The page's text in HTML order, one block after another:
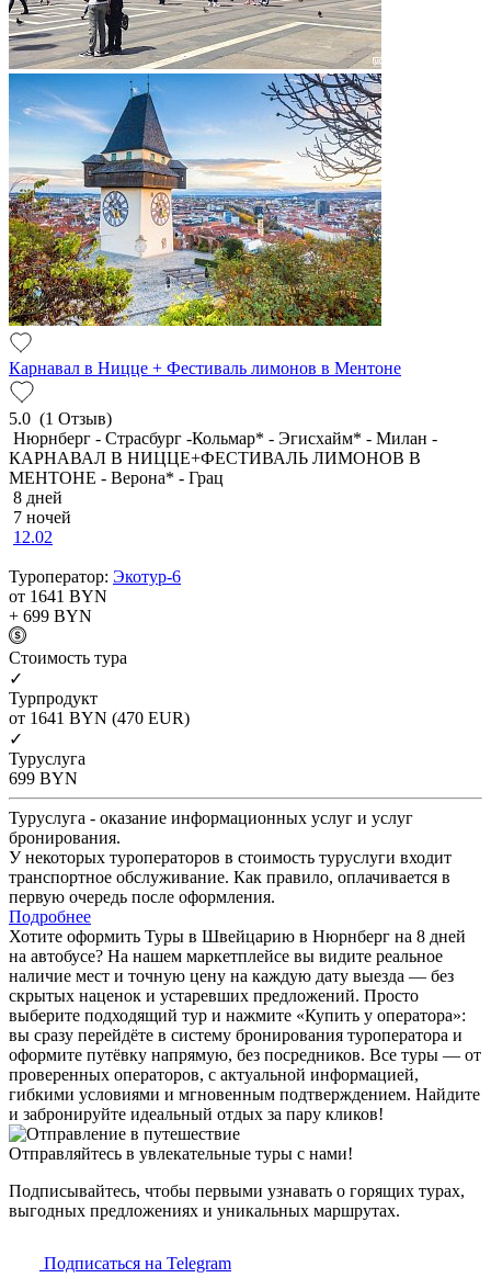
Карнавал в Ницце + Фестиваль лимонов в Ментоне
5.0 (1 Отзыв)
Нюрнберг - Страсбург -Кольмар* - Эгисхайм* - Милан -
КАРНАВАЛ В НИЦЦЕ+ФЕСТИВАЛЬ ЛИМОНОВ В
МЕНТОНЕ - Верона* - Грац
8 дней
7 ночей
12.02
Туроператор: Экотур-6
от 1641 BYN
+ 699 BYN
Cтоимость тура
✓
Турпродукт
от 1641 BYN (470 EUR)
✓
Туруслуга
699 BYN
Туруслуга - оказание информационных услуг и услуг
бронирования.
У некоторых туроператоров в стоимость туруслуги входит
транспортное обслуживание. Как правило, оплачивается в
первую очередь после оформления.
Подробнее
Хотите оформить Туры в Швейцарию в Нюрнберг на 8 дней
на автобусе? На нашем маркетплейсе вы видите реальное
наличие мест и точную цену на каждую дату выезда — без
скрытых наценок и устаревших предложений. Просто
выберите подходящий тур и нажмите «Купить у оператора»:
вы сразу перейдёте в систему бронирования туроператора и
оформите путёвку напрямую, без посредников. Все туры — от
проверенных операторов, с актуальной информацией,
гибкими условиями и мгновенным подтверждением. Найдите
и забронируйте идеальный отдых за пару кликов!
Отправляйтесь в увлекательные туры с нами!
Подписывайтесь, чтобы первыми узнавать о горящих турах,
выгодных предложениях и уникальных маршрутах.
Подписаться на Telegram